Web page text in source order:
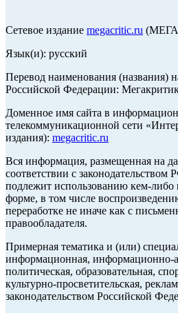
Сетевое издание megacritic.ru
Язык(и): русский
Перевод наименования (названия)
Российской Федерации:
Доменное имя сайта в
телекоммуникационной сети
издания): megacritic.ru
Вся информация, размещенная на
соответствии с законодательством
подлежит использованию кем-
форме, в том числе
переработке не иначе как с
правообладателя.
Примерная тематика и (или)
информационная, информационно-
политическая, образовательная,
культурно-просветительская,
законодательством Российской